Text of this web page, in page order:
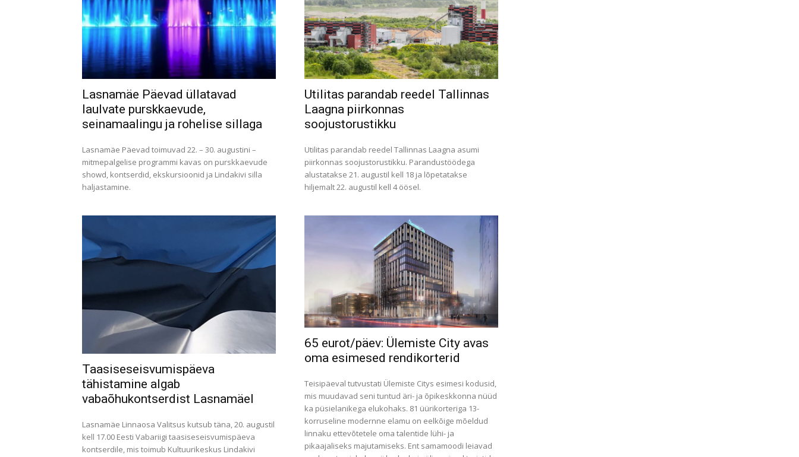
Lasnamäe Päevad üllatavad
laulvate purskkaevude,
seinamaalingu ja rohelise sillaga
Lasnamäe Päevad toimuvad 22. – 30. augustini –
mitmepalgelise programmi kavas on purskkaevude
showd, kontserdid, ekskursioonid ja Lindakivi silla
haljastamine.
Utilitas parandab reedel Tallinnas
Laagna piirkonnas
soojustorustikku
Utilitas parandab reedel Tallinnas Laagna asumi
piirkonnas soojustorustikku. Parandustöödega
alustatakse 21. augustil kell 18 ja lõpetatakse
hiljemalt 22. augustil kell 4 öösel.
Taasiseseisvumispäeva
tähistamine algab
vabaõhukontserdist Lasnamäel
Lasnamäe Linnaosa Valitsus kutsub täna, 20. augustil
kell 17.00 Eesti Vabariigi taasiseseisvumispäeva
kontserdile, mis toimub Kultuurikeskus Lindakivi
65 eurot/päev: Ülemiste City avas
oma esimesed rendikorterid
Teisipäeval tutvustati Ülemiste Citys esimesi kodusid,
mis muudavad seni tuntud äri- ja õpikeskkonna nüüd
ka püsielanikega elukohaks. 81 üürikorteriga 13-
korruseline modernne elamu on eelkõige mõeldud
linnaku ettevõtetele oma talentide lühi- ja
pikaajaliseks majutamiseks. Ent samamoodi leiavad